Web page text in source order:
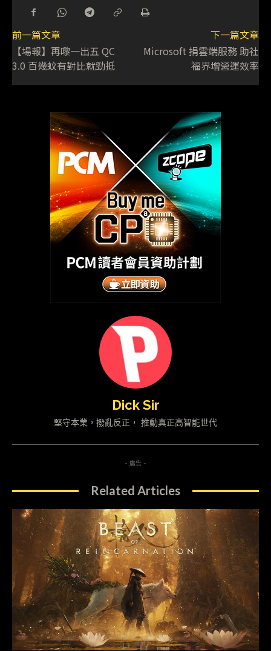
前一篇文章
【場報】再嚟一出五 QC
3.0 百幾蚊有對比就勁抵
下一篇文章
Microsoft 捐雲端服務 助社
福界增營運效率
Dick Sir
堅守本業，撥亂反正， 推動真正高智能世代
- 廣告 -
Related Articles